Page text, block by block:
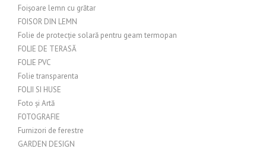
Foișoare lemn cu grătar
FOISOR DIN LEMN
Folie de protecție solară pentru geam termopan
FOLIE DE TERASĂ
FOLIE PVC
Folie transparenta
FOLII SI HUSE
Foto și Artă
FOTOGRAFIE
Furnizori de ferestre
GARDEN DESIGN